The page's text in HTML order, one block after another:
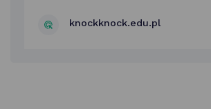
knockknock.edu.pl